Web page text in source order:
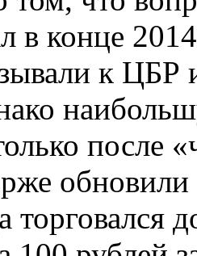
в конце
к ЦБР
после
торговался